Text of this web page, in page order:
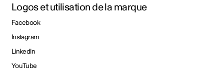
Logos et utilisation de la marque
Facebook
Instagram
LinkedIn
YouTube